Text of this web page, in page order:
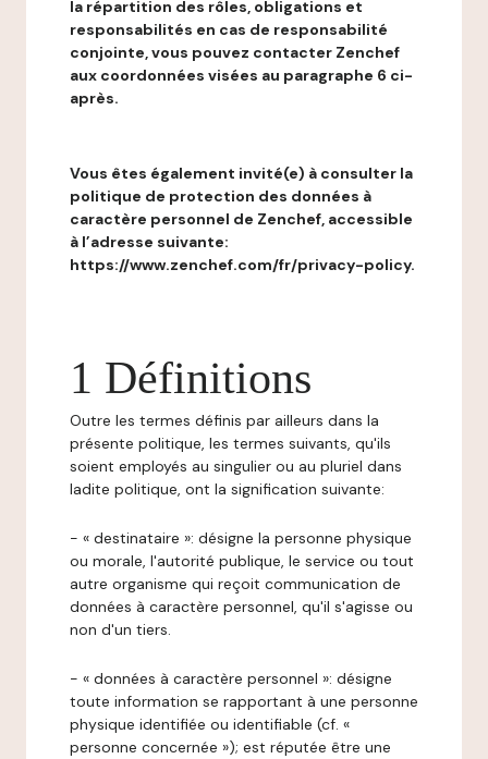
la répartition des rôles, obligations et
responsabilités en cas de responsabilité
conjointe, vous pouvez contacter Zenchef
aux coordonnées visées au paragraphe 6 ci-
après.
Vous êtes également invité(e) à consulter la
politique de protection des données à
caractère personnel de Zenchef, accessible
à l’adresse suivante:
https://www.zenchef.com/fr/privacy-policy.
1 Définitions
Outre les termes définis par ailleurs dans la
présente politique, les termes suivants, qu'ils
soient employés au singulier ou au pluriel dans
ladite politique, ont la signification suivante:
- « destinataire »: désigne la personne physique
ou morale, l'autorité publique, le service ou tout
autre organisme qui reçoit communication de
données à caractère personnel, qu'il s'agisse ou
non d'un tiers.
- « données à caractère personnel »: désigne
toute information se rapportant à une personne
physique identifiée ou identifiable (cf. «
personne concernée »); est réputée être une